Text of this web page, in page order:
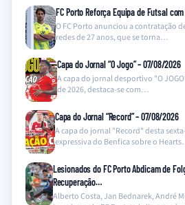
FC Porto Reforça Equipa de Futsal
O FC Porto anunciou a contratação
redes de 27 anos, que se torna…
Capa do Jornal “O Jogo” – 07/08/2026
A capa do jornal desportivo "O
de 2026, destaca-se com…
Capa do Jornal “Record” – 07/08/2026
A capa do jornal "Record" desta
expressiva do Benfica sobre o
Lesionados do FC Porto Abdicam de
Recuperação…
Alberto Costa, Jan Bednarek, André